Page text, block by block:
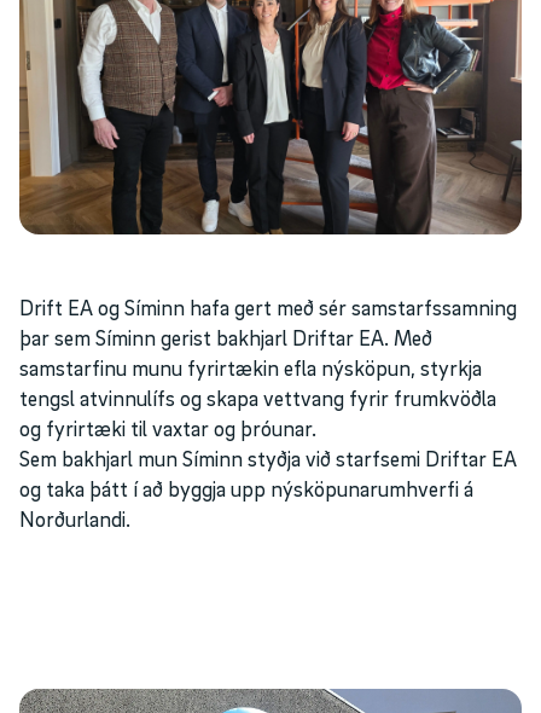
Drift EA og Síminn hafa gert með sér samstarfssamning
þar sem Síminn gerist bakhjarl Driftar EA. Með
samstarfinu munu fyrirtækin efla nýsköpun, styrkja
tengsl atvinnulífs og skapa vettvang fyrir frumkvöðla
og fyrirtæki til vaxtar og þróunar.
Sem bakhjarl mun Síminn styðja við starfsemi Driftar EA
og taka þátt í að byggja upp nýsköpunarumhverfi á
Norðurlandi.